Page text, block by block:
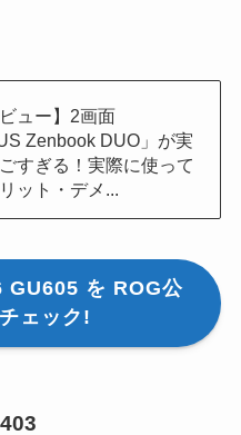
ビュー】2画面
Zenbook DUO」が実
すぎる！実際に使って
ット・デメ...
を ROG公
ェック!